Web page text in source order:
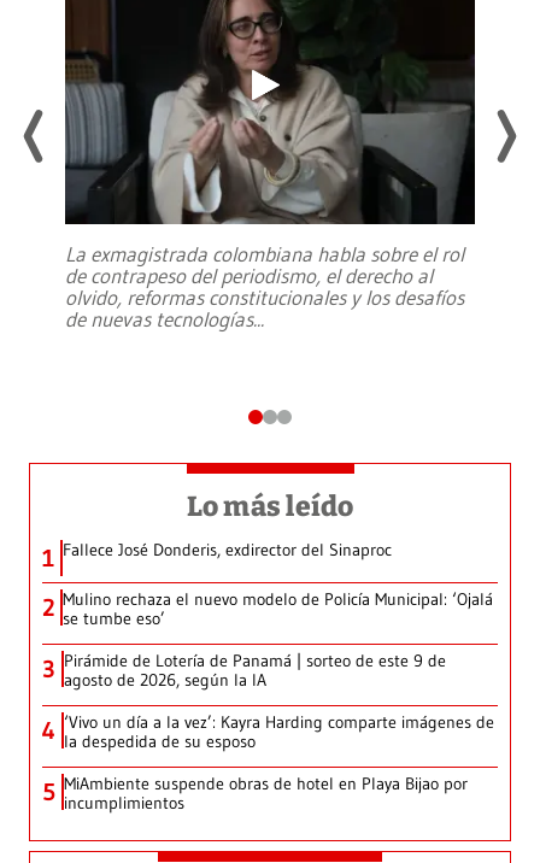
La exmagistrada colombiana habla sobre el rol
de contrapeso del periodismo, el derecho al
olvido, reformas constitucionales y los desafíos
de nuevas tecnologías...
Lo más leído
1 Fallece José Donderis, exdirector del Sinaproc
2 Mulino rechaza el nuevo modelo de Policía Municipal: ‘Ojalá
se tumbe eso’
3 Pirámide de Lotería de Panamá | sorteo de este 9 de
agosto de 2026, según la IA
4 ‘Vivo un día a la vez’: Kayra Harding comparte imágenes de
la despedida de su esposo
5 MiAmbiente suspende obras de hotel en Playa Bijao por
incumplimientos